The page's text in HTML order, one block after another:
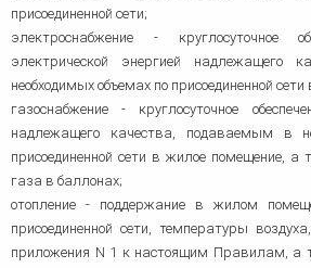
присоединенной сети;
электроснабжение - круглосуточное
электрической энергией надлежащего
необходимых объемах по присоединенной
газоснабжение - круглосуточное
надлежащего качества, подаваемым в
присоединенной сети в жилое помещение, а
газа в баллонах;
отопление - поддержание в жилом
присоединенной сети, температуры
приложения N 1 к настоящим Правилам, а